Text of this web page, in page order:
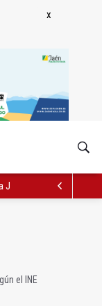
Jaén al filósofo Omar
el INE